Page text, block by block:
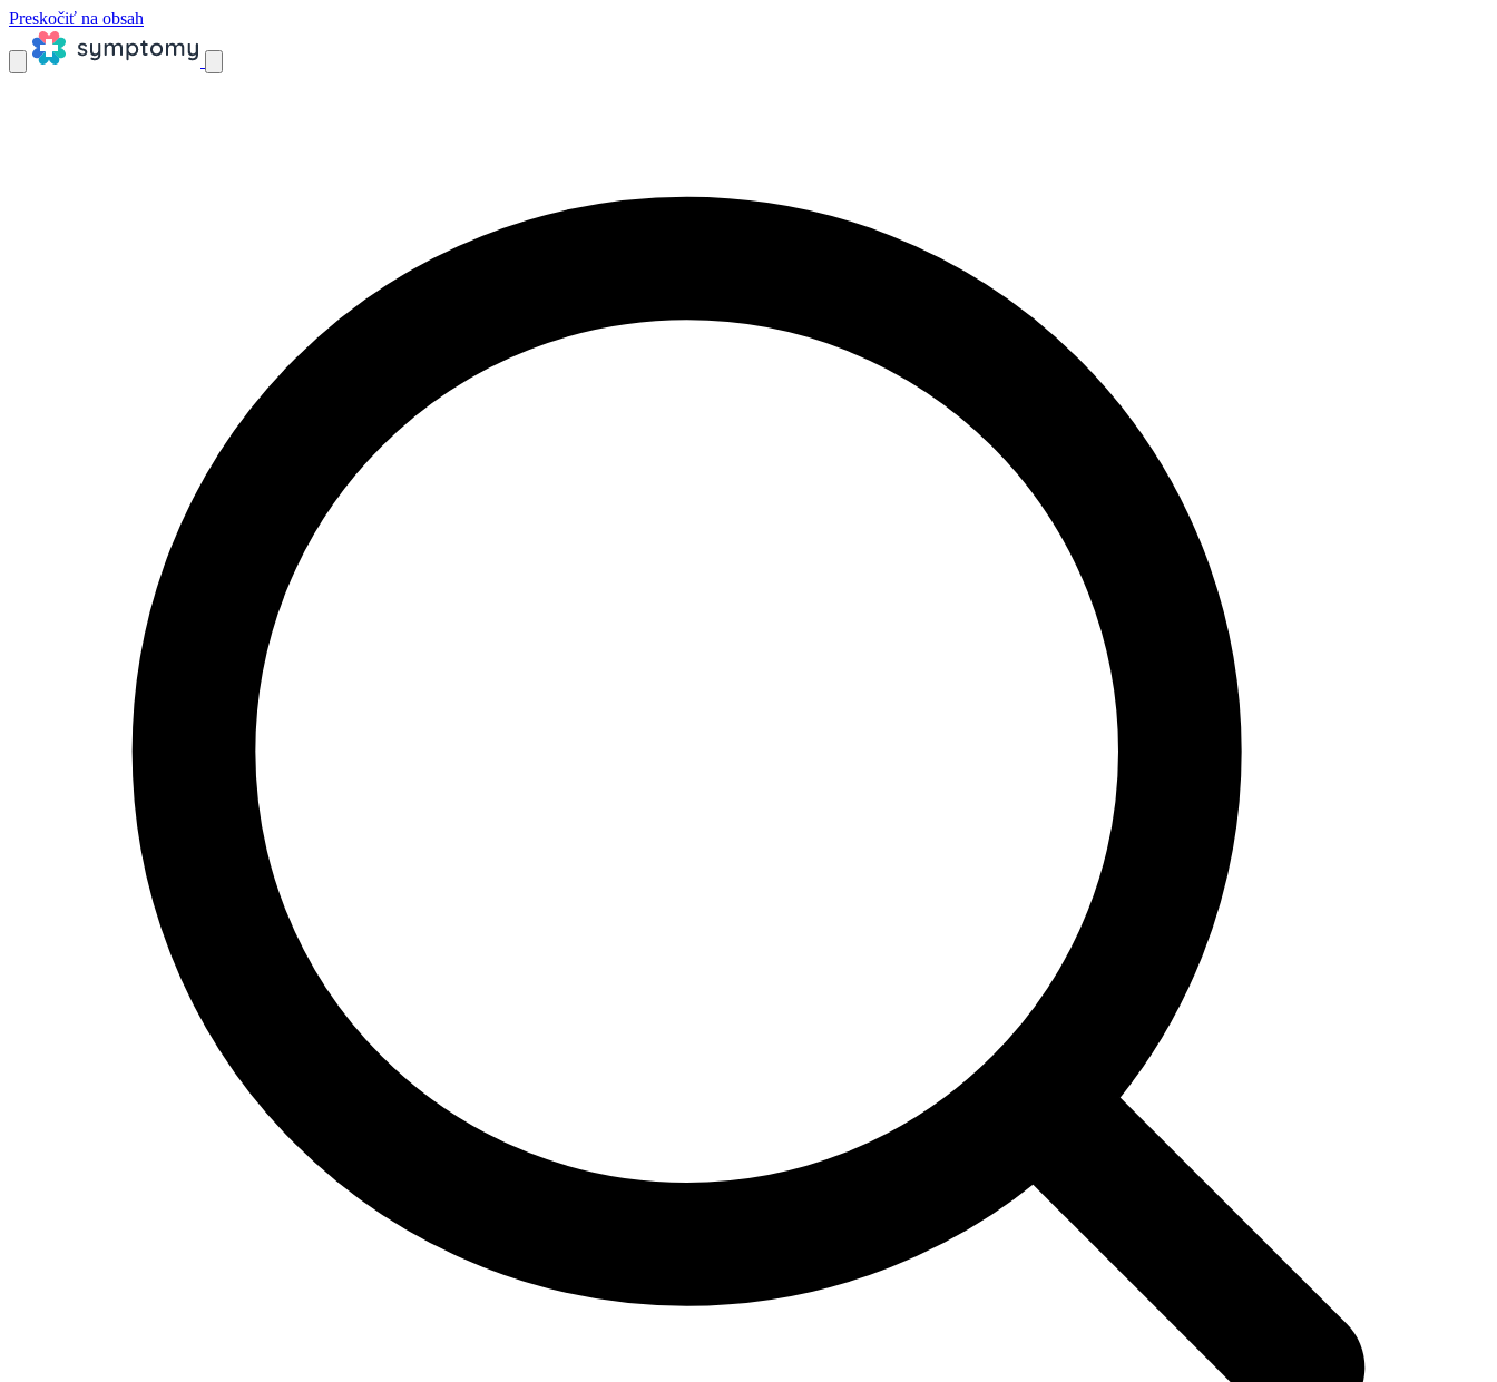
Preskočiť na obsah